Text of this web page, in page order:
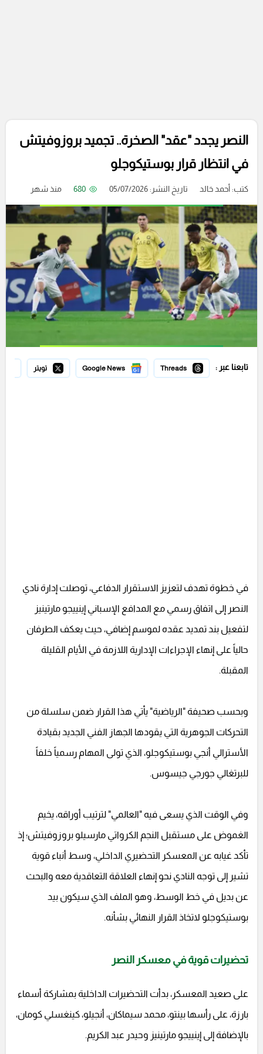
النصر يجدد "عقد" الصخرة.. تجميد بروزوفيتش
في انتظار قرار بوستيكوجلو
كتب:أحمد خالد تاريخ النشر: 05/07/2026 680 منذ شهر
تابعنا عبر : Threads
Google News تويتر
في خطوة تهدف لتعزيز الاستقرار الدفاعي، توصلت إدارة نادي
النصر إلى اتفاق رسمي مع المدافع الإسباني إينييجو مارتينيز
لتفعيل بند تمديد عقده لموسم إضافي، حيث يعكف الطرفان
حالياً على إنهاء الإجراءات الإدارية اللازمة في الأيام القليلة
المقبلة.
وبحسب صحيفة "الرياضية" يأتي هذا القرار ضمن سلسلة من
التحركات الجوهرية التي يقودها الجهاز الفني الجديد بقيادة
الأسترالي أنجي بوستيكوجلو، الذي تولى المهام رسمياً خلفاً
للبرتغالي جورجي جيسوس.
وفي الوقت الذي يسعى فيه "العالمي" لترتيب أوراقه، يخيم
الغموض على مستقبل النجم الكرواتي مارسيلو بروزوفيتش؛ إذ
تأكد غيابه عن المعسكر التحضيري الداخلي، وسط أنباء قوية
تشير إلى توجه النادي نحو إنهاء العلاقة التعاقدية معه والبحث
عن بديل في خط الوسط، وهو الملف الذي سيكون بيد
بوستيكوجلو لاتخاذ القرار النهائي بشأنه.
تحضيرات قوية في معسكر النصر
على صعيد المعسكر، بدأت التحضيرات الداخلية بمشاركة أسماء
بارزة، على رأسها بينتو، محمد سيماكان، أنجيلو، كينغسلي كومان،
بالإضافة إلى إينييجو مارتينيز وحيدر عبد الكريم.